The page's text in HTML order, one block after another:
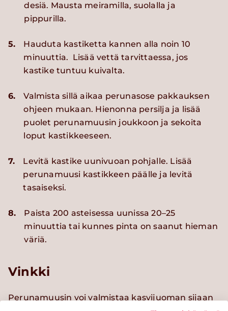
desiä. Mausta meiramilla, suolalla ja
pippurilla.
5.
Hauduta kastiketta kannen alla noin 10
minuuttia. Lisää vettä tarvittaessa, jos
kastike tuntuu kuivalta.
6.
Valmista sillä aikaa perunasose pakkauksen
ohjeen mukaan. Hienonna persilja ja lisää
puolet perunamuusin joukkoon ja sekoita
loput kastikkeeseen.
7.
Levitä kastike uunivuoan pohjalle. Lisää
perunamuusi kastikkeen päälle ja levitä
tasaiseksi.
8.
Paista 200 asteisessa uunissa 20–25
minuuttia tai kunnes pinta on saanut hieman
väriä.
Vinkki
Perunamuusin voi valmistaa kasvijuoman sijaan